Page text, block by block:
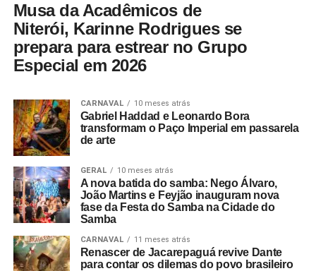
Musa da Acadêmicos de
Niterói, Karinne Rodrigues se
prepara para estrear no Grupo
Especial em 2026
CARNAVAL 10 meses atrás
Gabriel Haddad e Leonardo Bora
transformam o Paço Imperial em passarela
de arte
GERAL 10 meses atrás
A nova batida do samba: Nego Álvaro,
João Martins e Feyjão inauguram nova
fase da Festa do Samba na Cidade do
Samba
CARNAVAL 11 meses atrás
Renascer de Jacarepaguá revive Dante
para contar os dilemas do povo brasileiro